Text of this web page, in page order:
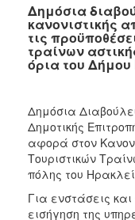
Δημόσια
κανονιστικής
τις
τραίνων
όρια του
Δημόσια
Δημοτικής
αφορά στον
Τουριστικών
πόλης του
Για ενστάσεις
εισήγηση της